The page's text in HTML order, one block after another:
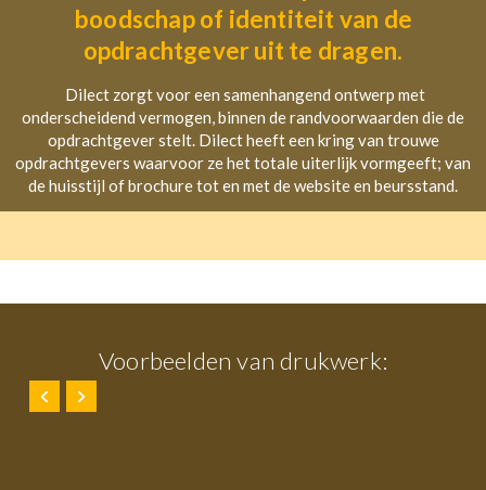
boodschap of identiteit van de
opdrachtgever uit te dragen.
Dilect zorgt voor een samenhangend ontwerp met
onderscheidend vermogen, binnen de randvoorwaarden die de
opdrachtgever stelt. Dilect heeft een kring van trouwe
opdrachtgevers waarvoor ze het totale uiterlijk vormgeeft; van
de huisstijl of brochure tot en met de website en beursstand.
Voorbeelden van drukwerk: